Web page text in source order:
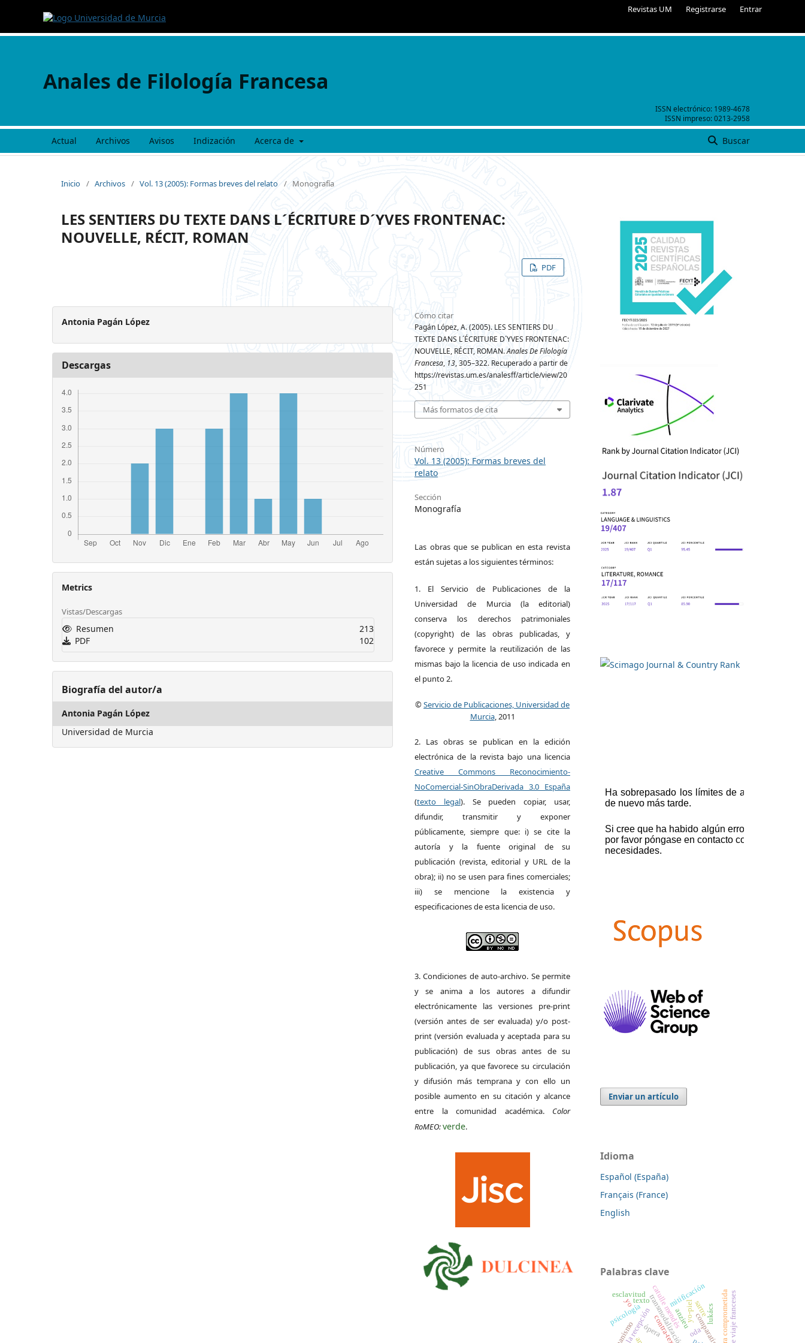
Revistas UM Registrarse Entrar
ISSN electrónico: 1989-4678
ISSN impreso:0213-2958
Anales de Filología Francesa
Actual Archivos Avisos Indización Acerca de Buscar
Inicio / Archivos / Vol. 13 (2005): Formas breves del relato / Monografía
LES SENTIERS DU TEXTE DANS L´ÉCRITURE D´YVES FRONTENAC:
NOUVELLE, RÉCIT, ROMAN
PDF
Antonia Pagán López
Descargas
Metrics
Vistas/Descargas
Resumen
213
PDF
102
Biografía del autor/a
Antonia Pagán López
Universidad de Murcia
Cómo citar
Pagán López, A. (2005). LES SENTIERS DU
TEXTE DANS L´ÉCRITURE D´YVES FRONTENAC:
NOUVELLE, RÉCIT, ROMAN.Anales De Filología
Francesa, 13, 305–322. Recuperado a partir de
https://revistas.um.es/analesff/article/view/20
251
Más formatos de cita
Número
Vol. 13 (2005): Formas breves del
relato
Sección
Monografía
Las obras que se publican en esta revista
están sujetas a los siguientes términos:
1. El Servicio de Publicaciones de la
Universidad de Murcia (la editorial)
conserva los derechos patrimoniales
(copyright) de las obras publicadas, y
favorece y permite la reutilización de las
mismas bajo la licencia de uso indicada en
el punto 2.
©Servicio de Publicaciones, Universidad de
Murcia, 2011
2. Las obras se publican en la edición
electrónica de la revista bajo una licencia
Creative Commons Reconocimiento-
NoComercial-SinObraDerivada 3.0 España
(texto legal). Se pueden copiar, usar,
difundir, transmitir y exponer
públicamente, siempre que: i) se cite la
autoría y la fuente original de su
publicación (revista, editorial y URL de la
obra); ii) no se usen para fines comerciales;
iii) se mencione la existencia y
especificaciones de esta licencia de uso.
3. Condiciones de auto-archivo. Se permite
y se anima a los autores a difundir
electrónicamente las versiones pre-print
(versión antes de ser evaluada) y/o post-
print (versión evaluada y aceptada para su
publicación) de sus obras antes de su
publicación, ya que favorece su circulación
y difusión más temprana y con ello un
posible aumento en su citación y alcance
entre la comunidad académica. Color
RoMEO:verde.
Enviar un artículo
Idioma
Español (España)
Français (France)
English
Palabras clave
catulle mendès
comparatismo
transmodalización
contra-texto
texto
psicología
mitificación
yo-piel
anzieu
yo
esclavitud
ópera oda
lukács
sartre